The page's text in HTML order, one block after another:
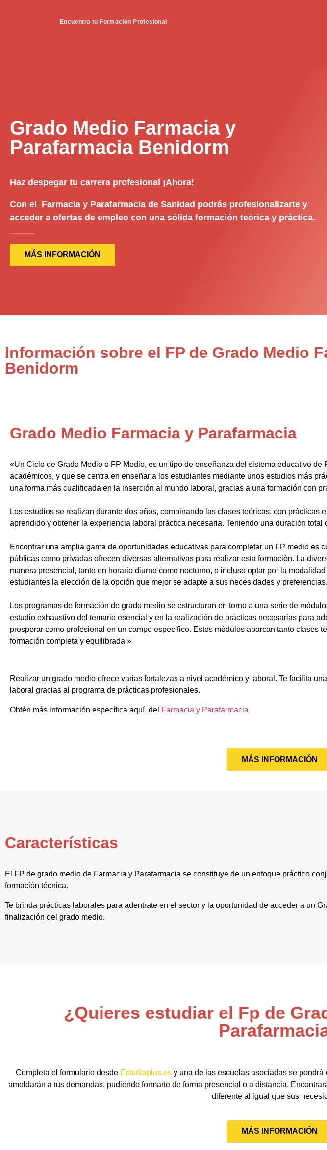
Encuentra tu Formación Profesional
Grado Medio Farmacia y
Parafarmacia Benidorm
Haz despegar tu carrera profesional ¡Ahora!
Con el Farmacia y Parafarmacia de Sanidad podrás profesionalizarte y
acceder a ofertas de empleo con una sólida formación teórica y práctica.
MÁS INFORMACIÓN
Información sobre el FP de Grado Medio
Benidorm
Grado Medio Farmacia y Parafarmacia
«Un Ciclo de Grado Medio o FP Medio, es un tipo de enseñanza del sistema educativo
académicos, y que se centra en enseñar a los estudiantes mediante unos estudios más
una forma más cualificada en la inserción al mundo laboral, gracias a una formación con
Los estudios se realizan durante dos años, combinando las clases teóricas, con prácticas
aprendido y obtener la experiencia laboral práctica necesaria. Teniendo una duración total
Encontrar una amplia gama de oportunidades educativas para completar un FP medio es
públicas como privadas ofrecen diversas alternativas para realizar esta formación. La
manera presencial, tanto en horario diurno como nocturno, o incluso optar por la
estudiantes la elección de la opción que mejor se adapte a sus necesidades y preferencias.
Los programas de formación de grado medio se estructuran en torno a una serie de
estudio exhaustivo del temario esencial y en la realización de prácticas necesarias para
prosperar como profesional en un campo específico. Estos módulos abarcan tanto clases
formación completa y equilibrada.»
Realizar un grado medio ofrece varias fortalezas a nivel académico y laboral. Te facilita
laboral gracias al programa de prácticas profesionales.
Obtén más información específica aquí, del Farmacia y Parafarmacia
MÁS INFORMACIÓN
Características
El FP de grado medio de Farmacia y Parafarmacia se constituye de un enfoque práctico
formación técnica.
Te brinda prácticas laborales para adentrate en el sector y la oportunidad de acceder a un
finalización del grado medio.
¿Quieres estudiar el Fp de
Completa el formulario desde Estudiaplus.esy una de las escuelas asociadas se pondrá
amoldarán a tus demandas, pudiendo formarte de forma presencial o a distancia.
diferente al igual que sus
MÁS INFORMACIÓN